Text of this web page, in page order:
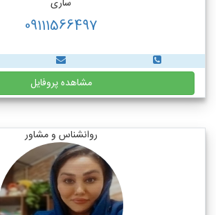
ساری
09111566497
مشاهده پروفایل
روانشناس و مشاور